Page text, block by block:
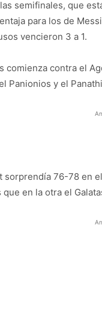
semifinales, que
para los de
vencieron 3 a 1.
comienza contra el
Panionios y el
sorprendía 76-78 en
en la otra el